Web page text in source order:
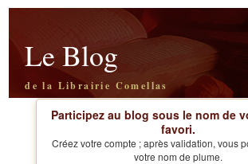
Le Blog
de la Librairie Comellas
Participez au blog sous le nom de
favori.
Créez votre compte ; après validation, vous
votre nom de plume.